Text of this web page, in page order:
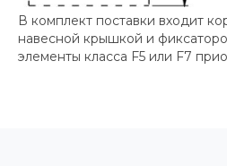
В комплект поставки входит
навесной крышкой и
элементы класса F5 или F7